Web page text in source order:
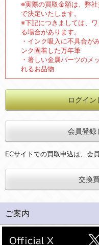
※実際の買取金額は、弊
で決定いたします。
※下記につきましては、
る場合があります。
・インク吸入に不具合が
ンク固着した万年筆
・著しい金属パーツのメ
れるお品物
ログイン
会員登録
ECサイトでの買取申込は、会
交換
ご案内